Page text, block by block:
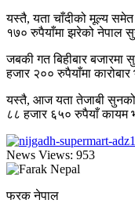
यस्तै, यता चाँदीको मूल्य
१७० रुपैयाँमा झरेको नेपाल
जबकी गत बिहीबार बजारमा
हजार २०० रुपैयाँमा कारोबार
यस्तै, आज यता तेजाबी
८८ हजार ६५० रुपैयाँ कायम
News Views: 953
फरक नेपाल